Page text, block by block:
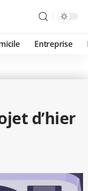
Entreprise
d’hier